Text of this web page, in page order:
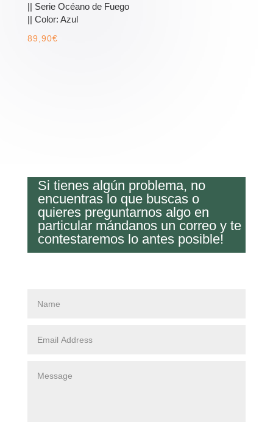
|| Serie Océano de Fuego
|| Color: Azul
89,90€
Si tienes algún problema, no
encuentras lo que buscas o
quieres preguntarnos algo en
particular mándanos un correo y te
contestaremos lo antes posible!